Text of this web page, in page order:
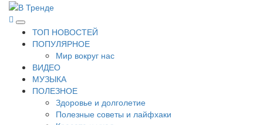
Перейти
содержимому
В Тренде
Самые свежие новости интернета
Основное
меню
ТОП НОВОСТЕЙ
ПОПУЛЯРНОЕ
Мир вокруг нас
ВИДЕО
МУЗЫКА
ПОЛЕЗНОЕ
Здоровье и долголетие
Полезные советы и лайфхаки